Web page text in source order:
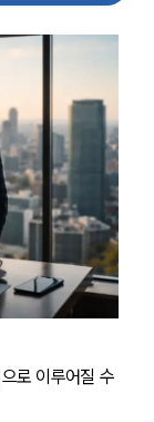
로 이루어질 수